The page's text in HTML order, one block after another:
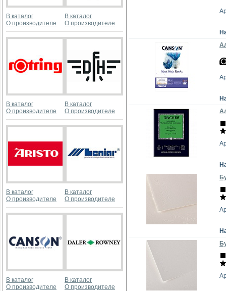
В каталог
О производителе
В каталог
О производителе
В каталог
О производителе
В каталог
О производителе
В каталог
О производителе
В каталог
О производителе
В каталог
О производителе
В каталог
О производителе